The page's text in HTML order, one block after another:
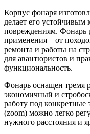
Корпус фонаря
делает его устойчивым
повреждениям. Фонарь
применения – от
ремонта и работы на
для авантюристов и
функциональность.
Фонарь оснащен тремя
экономичный и
работу под конкретные
(zoom) можно легко
нужного расстояния и